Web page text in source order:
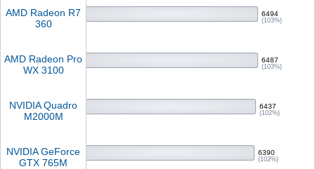
AMD Radeon R7
360
6494
(103%)
AMD Radeon Pro
WX 3100
6487
(103%)
NVIDIA Quadro
M2000M
6437
(102%)
NVIDIA GeForce
GTX 765M
6390
(102%)